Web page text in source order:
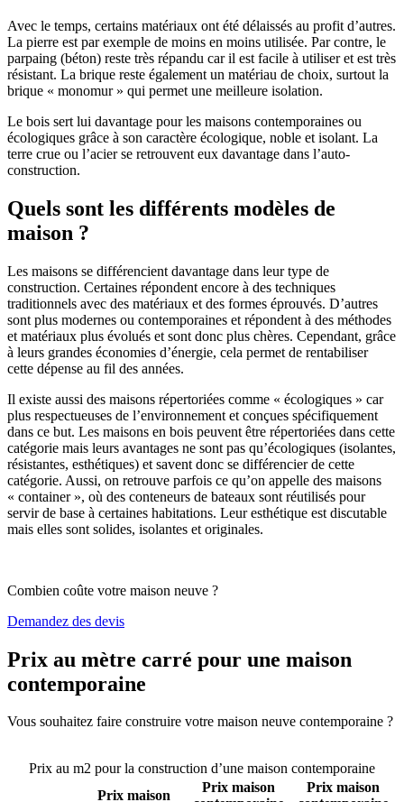
Avec le temps, certains matériaux ont été délaissés au profit d’autres.
La pierre est par exemple de moins en moins utilisée. Par contre, le
parpaing (béton) reste très répandu car il est facile à utiliser et est très
résistant. La brique reste également un matériau de choix, surtout la
brique « monomur » qui permet une meilleure isolation.
Le bois sert lui davantage pour les maisons contemporaines ou
écologiques grâce à son caractère écologique, noble et isolant. La
terre crue ou l’acier se retrouvent eux davantage dans l’auto-
construction.
Quels sont les différents modèles de
maison ?
Les maisons se différencient davantage dans leur type de
construction. Certaines répondent encore à des techniques
traditionnels avec des matériaux et des formes éprouvés. D’autres
sont plus modernes ou contemporaines et répondent à des méthodes
et matériaux plus évolués et sont donc plus chères. Cependant, grâce
à leurs grandes économies d’énergie, cela permet de rentabiliser
cette dépense au fil des années.
Il existe aussi des maisons répertoriées comme « écologiques » car
plus respectueuses de l’environnement et conçues spécifiquement
dans ce but. Les maisons en bois peuvent être répertoriées dans cette
catégorie mais leurs avantages ne sont pas qu’écologiques (isolantes,
résistantes, esthétiques) et savent donc se différencier de cette
catégorie. Aussi, on retrouve parfois ce qu’on appelle des maisons
« container », où des conteneurs de bateaux sont réutilisés pour
servir de base à certaines habitations. Leur esthétique est discutable
mais elles sont solides, isolantes et originales.
Combien coûte votre maison neuve ?
Demandez des devis
Prix au mètre carré pour une maison
contemporaine
Vous souhaitez faire construire votre maison neuve contemporaine ?
Prix au m2 pour la construction d’une maison contemporaine
Prix maison
Prix maison
Prix maison